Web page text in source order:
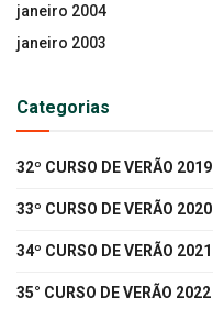
janeiro 2004
janeiro 2003
Categorias
32º CURSO DE VERÃO 2019
33º CURSO DE VERÃO 2020
34º CURSO DE VERÃO 2021
35° CURSO DE VERÃO 2022